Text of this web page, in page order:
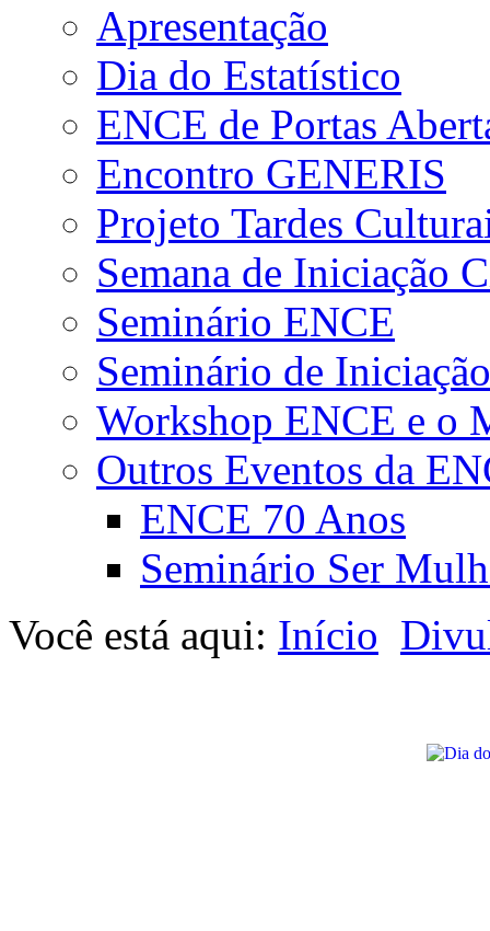
Apresentação
Dia do Estatístico
ENCE de Portas
Encontro GENERIS
Projeto Tardes
Semana de Iniciação
Seminário ENCE
Seminário de
Workshop ENCE e o
Outros Eventos da
ENCE 70 Anos
Seminário Ser
Você está aqui: Início